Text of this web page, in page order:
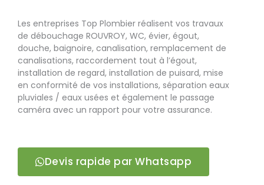
Les entreprises Top Plombier réalisent vos travaux
de débouchage ROUVROY, WC, évier, égout,
douche, baignoire, canalisation, remplacement de
canalisations, raccordement tout à l’égout,
installation de regard, installation de puisard, mise
en conformité de vos installations, séparation eaux
pluviales / eaux usées et également le passage
caméra avec un rapport pour votre assurance.
Devis rapide par Whatsapp